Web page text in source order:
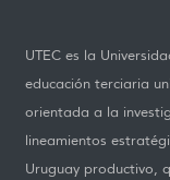
UTEC es la
educación terciaria
orientada a la
lineamientos
Uruguay productivo,